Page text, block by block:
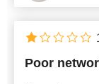
Poor